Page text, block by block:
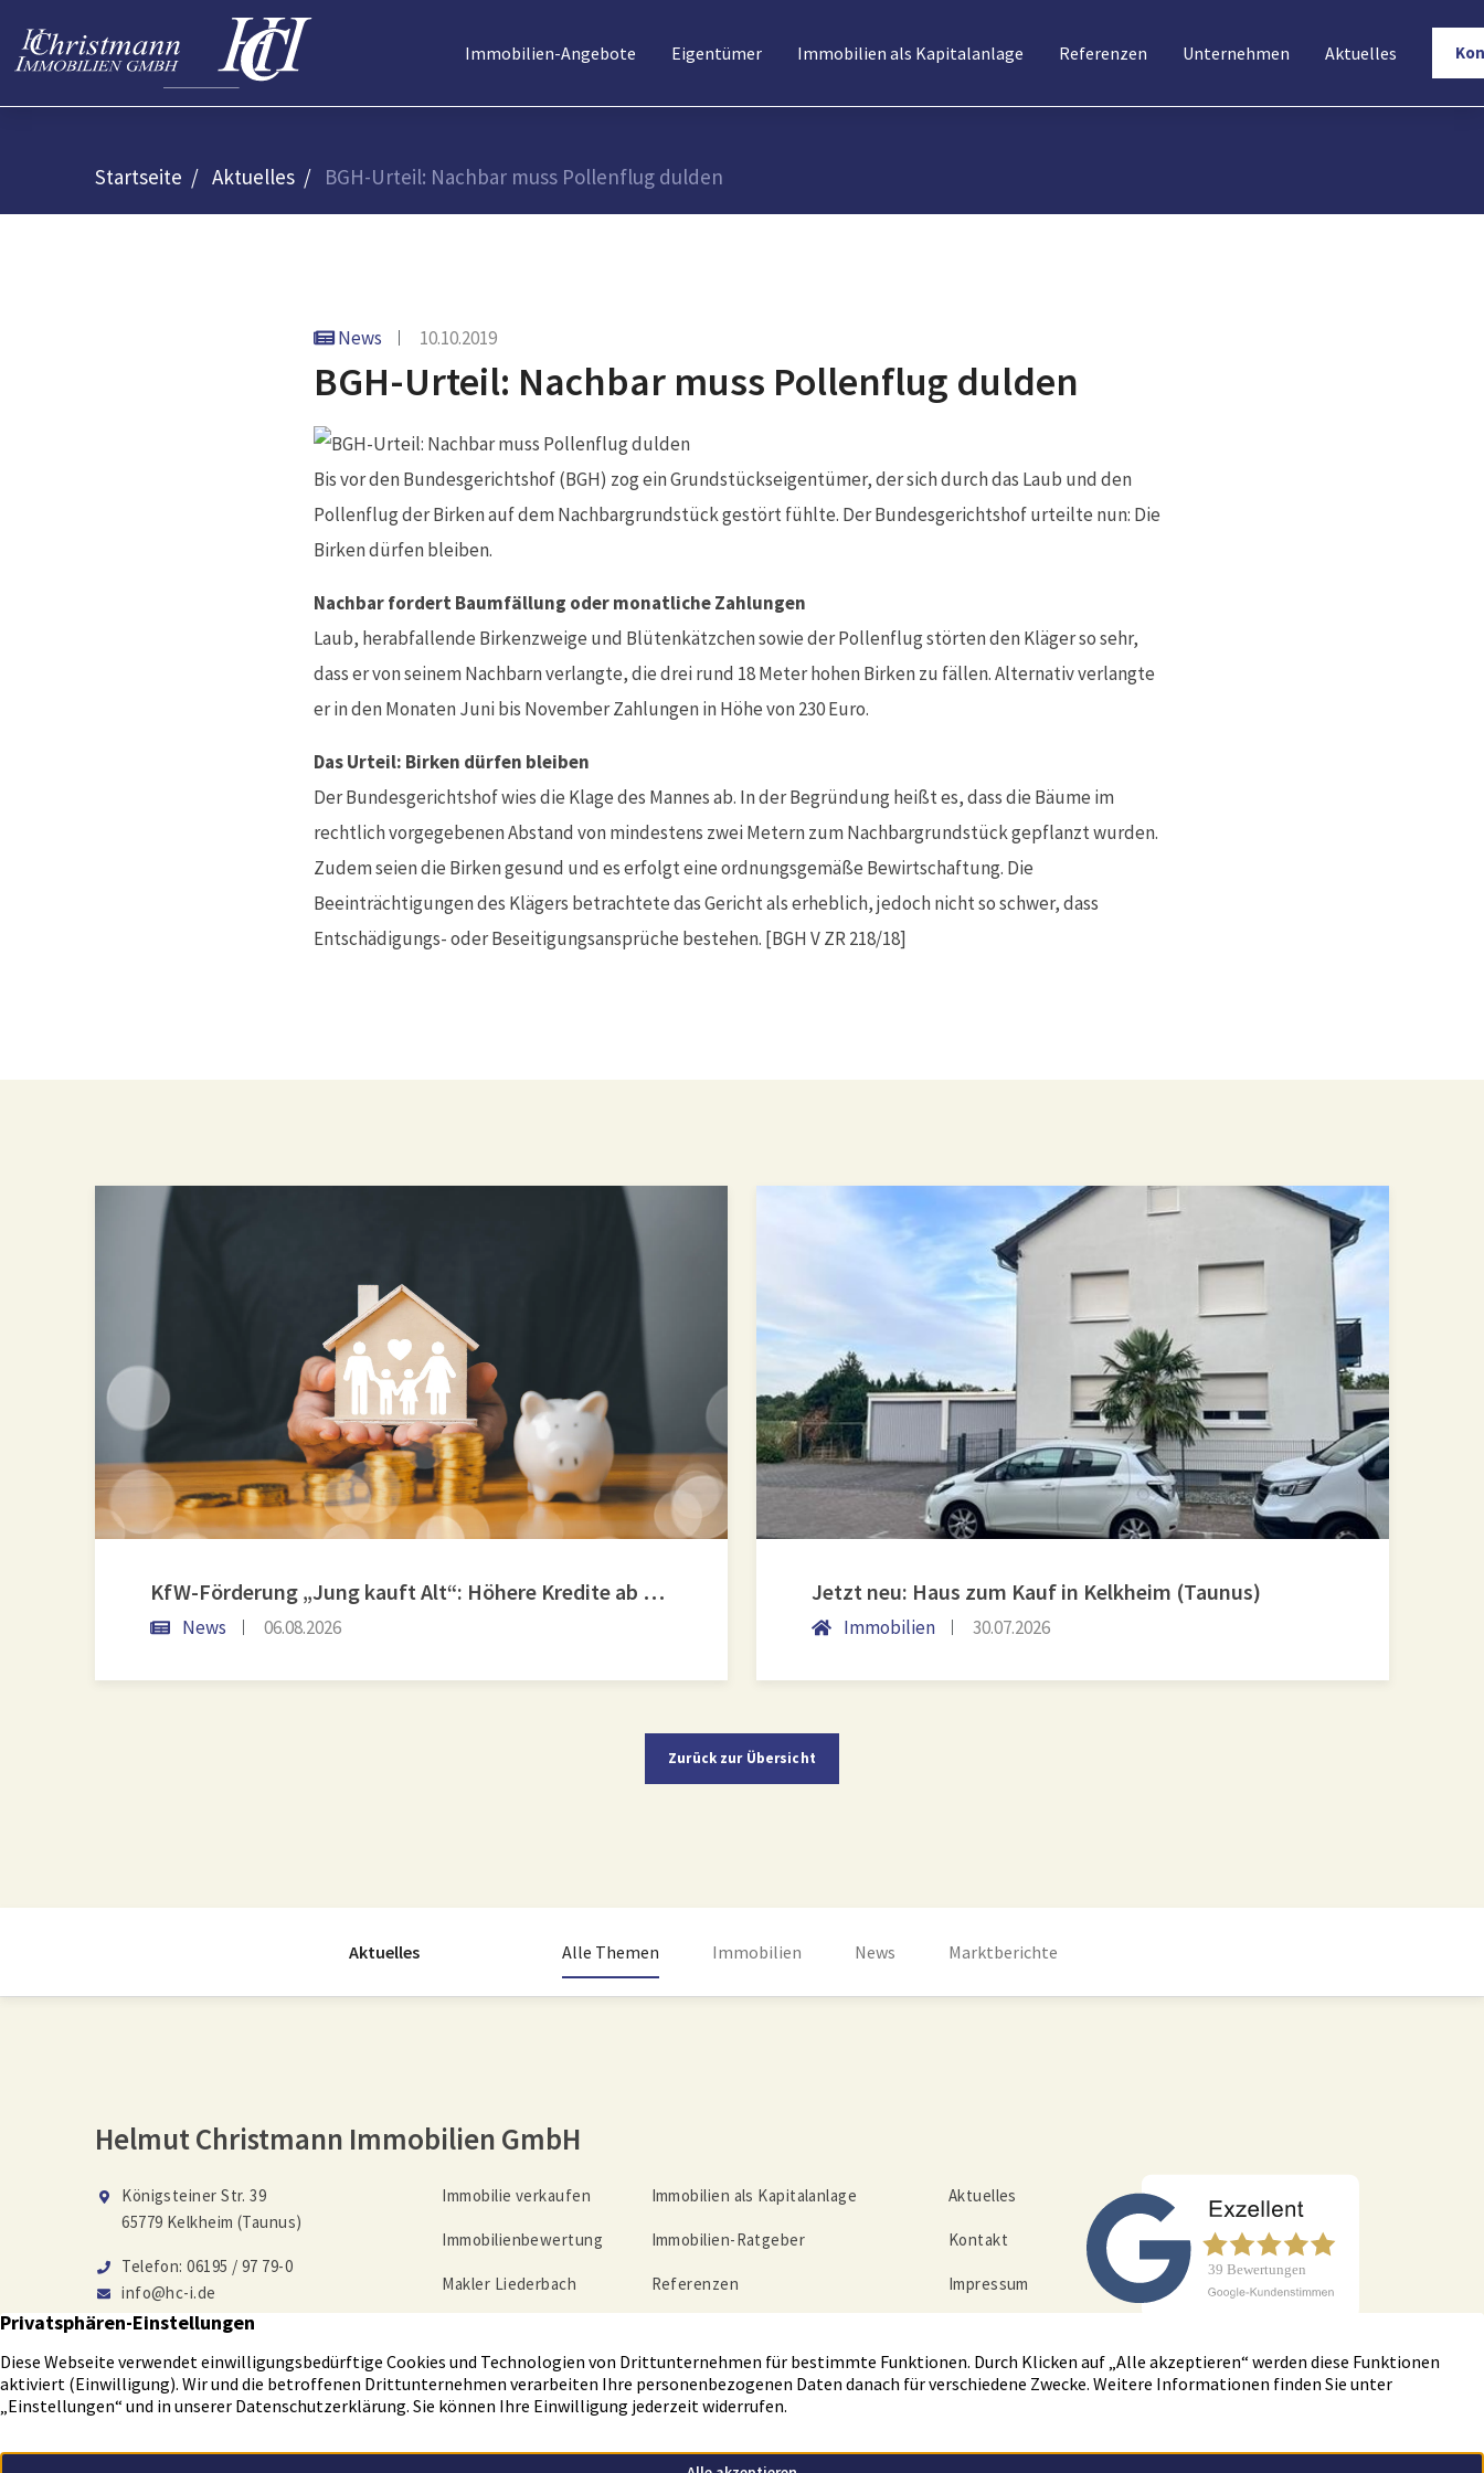
Immobilien-Angebote Eigentümer Immobilien als Kapitalanlage Referenzen Unternehmen Aktuelles
Startseite Aktuelles BGH-Urteil: Nachbar muss Pollenflug dulden
News 10.10.2019
BGH-Urteil: Nachbar muss Pollenflug dulden
Bis vor den Bundesgerichtshof (BGH) zog ein Grundstückseigentümer, der sich durch das Laub und den
Pollenflug der Birken auf dem Nachbargrundstück gestört fühlte. Der Bundesgerichtshof urteilte nun: Die
Birken dürfen bleiben.
Nachbar fordert Baumfällung oder monatliche Zahlungen
Laub, herabfallende Birkenzweige und Blütenkätzchen sowie der Pollenflug störten den Kläger so sehr,
dass er von seinem Nachbarn verlangte, die drei rund 18 Meter hohen Birken zu fällen. Alternativ verlangte
er in den Monaten Juni bis November Zahlungen in Höhe von 230 Euro.
Das Urteil: Birken dürfen bleiben
Der Bundesgerichtshof wies die Klage des Mannes ab. In der Begründung heißt es, dass die Bäume im
rechtlich vorgegebenen Abstand von mindestens zwei Metern zum Nachbargrundstück gepflanzt wurden.
Zudem seien die Birken gesund und es erfolgt eine ordnungsgemäße Bewirtschaftung. Die
Beeinträchtigungen des Klägers betrachtete das Gericht als erheblich, jedoch nicht so schwer, dass
Entschädigungs- oder Beseitigungsansprüche bestehen. [BGH V ZR 218/18]
KfW-Förderung „Jung kauft Alt“: Höhere Kredite ab August 2026
News 06.08.2026
Jetzt neu: Haus zum Kauf in Kelkheim (Taunus)
Immobilien 30.07.2026
Zurück zur Übersicht
Aktuelles Alle Themen Immobilien News Marktberichte
Helmut Christmann Immobilien GmbH
Königsteiner Str. 39
65779 Kelkheim (Taunus)
Telefon: 06195 / 97 79-0
info@hc-i.de
Auf Facebook folgen
Immobilie verkaufen Immobilien als Kapitalanlage Aktuelles
Immobilienbewertung Immobilien-Ratgeber Kontakt
Makler Liederbach Referenzen Impressum
z
Tippgeber